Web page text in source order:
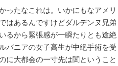
ったなこれは。いかにもなアメリ
はあるんですけどダルデンヌ兄弟
るから緊張感が一瞬たりとも途絶
バニアの女子高生が中絶手術を受
に大都会の一寸先は闇ということ